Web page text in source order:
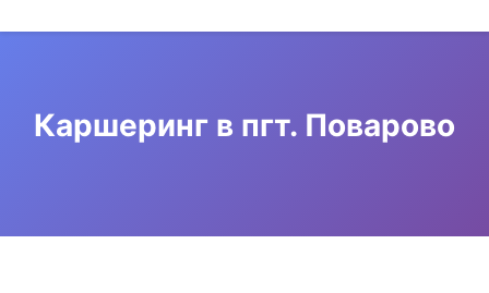
Каршеринг в пгт. Поварово